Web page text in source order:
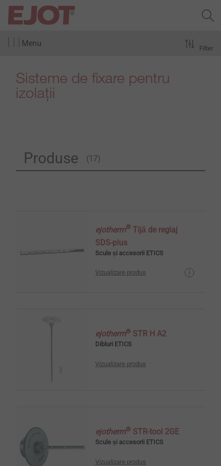
Menu
Sisteme de fixare pentru
izolații
Produse (17)
Filter
ejotherm® Tijă de reglaj
SDS-plus
Scule și accesorii ETICS
Vizualizare produs
ejotherm® STR H A2
Dibluri ETICS
Vizualizare produs
ejotherm® STR-tool 2GE
Scule și accesorii ETICS
Vizualizare produs